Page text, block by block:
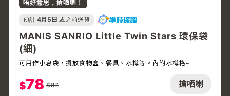
搶哂喇
唔好意思，搶哂喇！
預計 4月5日 或之前送貨
MANIS SANRIO Little Twin Stars 環保袋
(細)
可用作小息袋，擺放食物盒、餐具、水樽等。內附水樽格~
$78 $87